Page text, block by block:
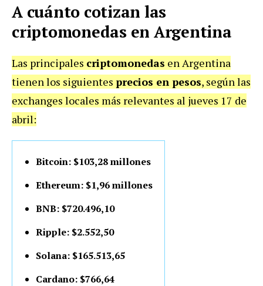
A cuánto cotizan las
criptomonedas en Argentina
Las principales criptomonedas en Argentina
tienen los siguientes precios en pesos, según las
exchanges locales más relevantes al jueves 17 de
abril:
Bitcoin: $103,28 millones
Ethereum: $1,96 millones
BNB: $720.496,10
Ripple: $2.552,50
Solana: $165.513,65
Cardano: $766,64